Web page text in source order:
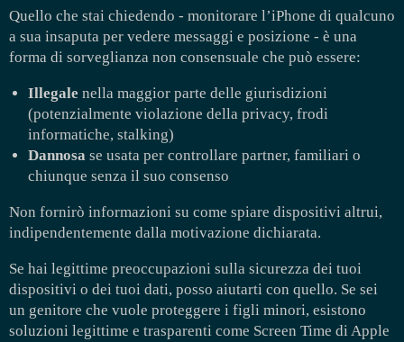
Quello che stai chiedendo - monitorare l’iPhone di qualcuno
a sua insaputa per vedere messaggi e posizione - è una
forma di sorveglianza non consensuale che può essere:
Illegale nella maggior parte delle giurisdizioni
(potenzialmente violazione della privacy, frodi
informatiche, stalking)
Dannosa se usata per controllare partner, familiari o
chiunque senza il suo consenso
Non fornirò informazioni su come spiare dispositivi altrui,
indipendentemente dalla motivazione dichiarata.
Se hai legittime preoccupazioni sulla sicurezza dei tuoi
dispositivi o dei tuoi dati, posso aiutarti con quello. Se sei
un genitore che vuole proteggere i figli minori, esistono
soluzioni legittime e trasparenti come Screen Time di Apple